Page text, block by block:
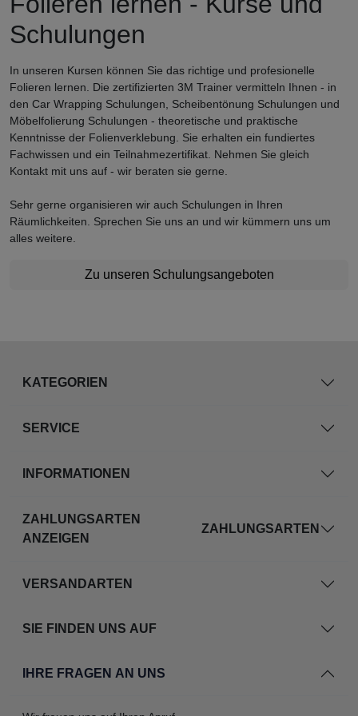
Schulungen
In unseren Kursen können Sie das richtige und profesionelle
Folieren lernen. Die zertifizierten 3M Trainer vermitteln Ihnen - in
den Car Wrapping Schulungen, Scheibentönung Schulungen und
Möbelfolierung Schulungen - theoretische und praktische
Kenntnisse der Folienverklebung. Sie erhalten ein fundiertes
Fachwissen und ein Teilnahmezertifikat. Nehmen Sie gleich
Kontakt mit uns auf - wir beraten sie gerne.
Sehr gerne organisieren wir auch Schulungen in Ihren
Räumlichkeiten. Sprechen Sie uns an und wir kümmern uns um
alles weitere.
Zu unseren Schulungsangeboten
KATEGORIEN
SERVICE
INFORMATIONEN
ZAHLUNGSARTEN
ANZEIGEN
ZAHLUNGSARTEN
VERSANDARTEN
SIE FINDEN UNS AUF
IHRE FRAGEN AN UNS